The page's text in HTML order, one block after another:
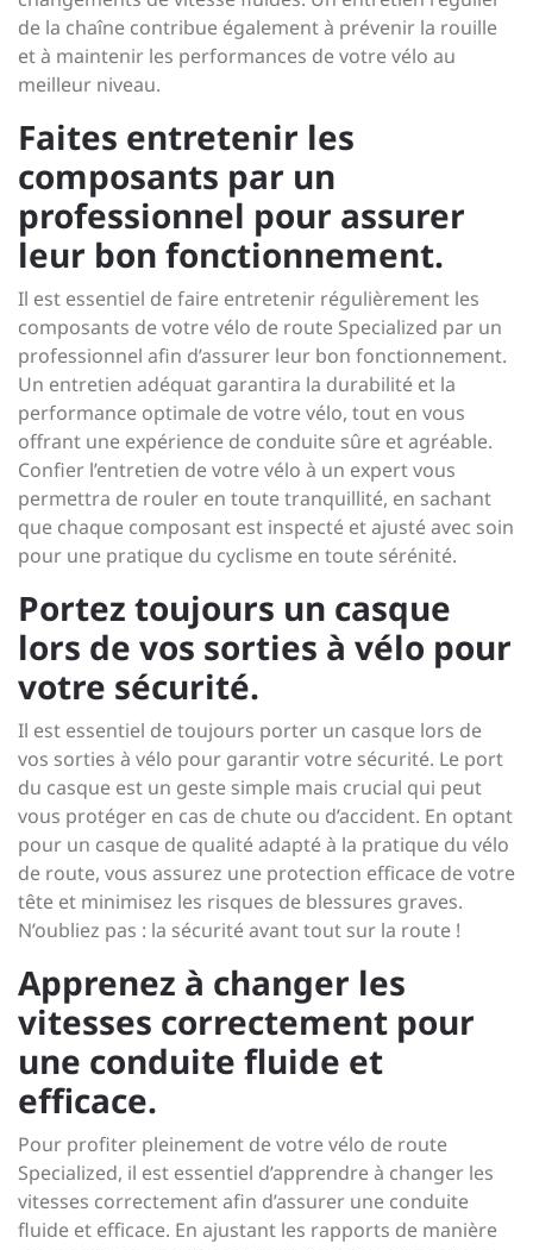
de la chaîne contribue également à prévenir la rouille
et à maintenir les performances de votre vélo au
meilleur niveau.
Faites entretenir les
composants par un
professionnel pour assurer
leur bon fonctionnement.
Il est essentiel de faire entretenir régulièrement les
composants de votre vélo de route Specialized par un
professionnel afin d’assurer leur bon fonctionnement.
Un entretien adéquat garantira la durabilité et la
performance optimale de votre vélo, tout en vous
offrant une expérience de conduite sûre et agréable.
Confier l’entretien de votre vélo à un expert vous
permettra de rouler en toute tranquillité, en sachant
que chaque composant est inspecté et ajusté avec soin
pour une pratique du cyclisme en toute sérénité.
Portez toujours un casque
lors de vos sorties à vélo pour
votre sécurité.
Il est essentiel de toujours porter un casque lors de
vos sorties à vélo pour garantir votre sécurité. Le port
du casque est un geste simple mais crucial qui peut
vous protéger en cas de chute ou d’accident. En optant
pour un casque de qualité adapté à la pratique du vélo
de route, vous assurez une protection efficace de votre
tête et minimisez les risques de blessures graves.
N’oubliez pas : la sécurité avant tout sur la route !
Apprenez à changer les
vitesses correctement pour
une conduite fluide et
efficace.
Pour profiter pleinement de votre vélo de route
Specialized, il est essentiel d’apprendre à changer les
vitesses correctement afin d’assurer une conduite
fluide et efficace. En ajustant les rapports de manière